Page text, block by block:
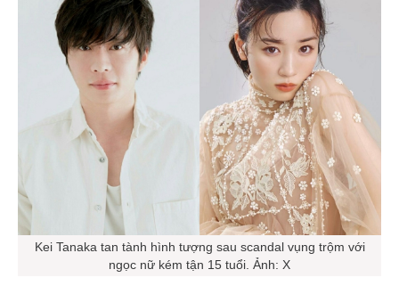
Kei Tanaka tan tành hình tượng sau scandal vụng trộm với
ngọc nữ kém tận 15 tuổi. Ảnh: X